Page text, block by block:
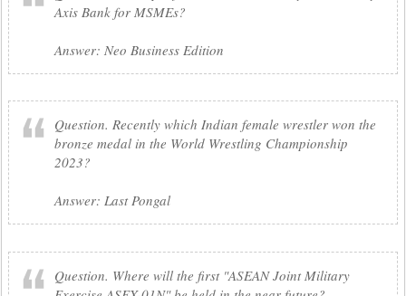
Axis Bank for MSMEs?
Answer: Neo Business Edition
Question. Recently which Indian female wrestler won the
bronze medal in the World Wrestling Championship
2023?
Answer: Last Pongal
Question. Where will the first "ASEAN Joint Military